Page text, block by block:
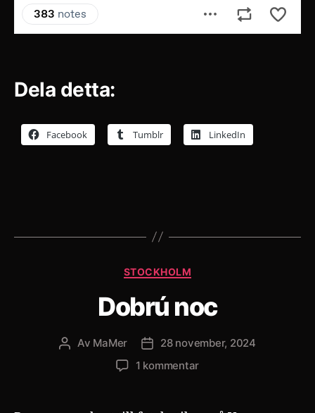
Dela detta:
Facebook Tumblr LinkedIn
Kategorier
STOCKHOLM
Dobrú noc
Inläggsförfattare
Av MaMer Inläggsdatum
28 november, 2024
1 kommentartill